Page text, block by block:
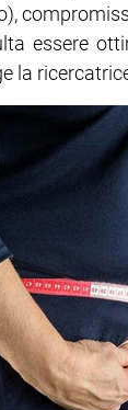
essere
la